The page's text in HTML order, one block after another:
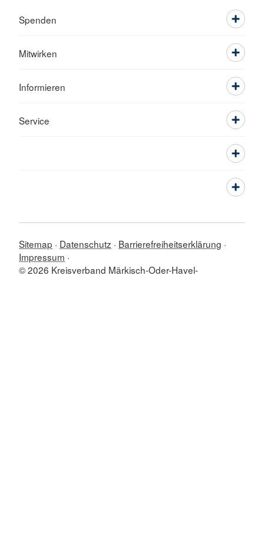
Spenden
Mitwirken
Informieren
Service
Sitemap Datenschutz
Barrierefreiheitserklärung
Impressum
© 2026 Kreisverband Märkisch-Oder-Havel-